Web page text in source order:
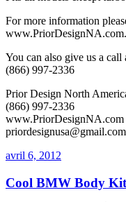
For more information
www.PriorDesignNA.com.
You can also give us a call
(866) 997-2336
Prior Design North
(866) 997-2336
www.PriorDesignNA.com
priordesignusa@gmail.com
avril 6, 2012
Cool BMW Body